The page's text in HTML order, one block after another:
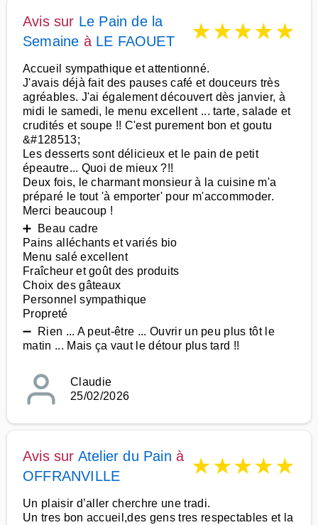
Avis sur Le Pain de la
Semaine à LE FAOUET ★★★★★
Accueil sympathique et attentionné.
J'avais déjà fait des pauses café et douceurs très
agréables. J'ai également découvert dès janvier, à
midi le samedi, le menu excellent ... tarte, salade et
crudités et soupe !! C'est purement bon et goutu
&#128513;
Les desserts sont délicieux et le pain de petit
épeautre... Quoi de mieux ?!!
Deux fois, le charmant monsieur à la cuisine m'a
préparé le tout 'à emporter' pour m'accommoder.
Merci beaucoup !
➕ Beau cadre
Pains alléchants et variés bio
Menu salé excellent
Fraîcheur et goût des produits
Choix des gâteaux
Personnel sympathique
Propreté
➖ Rien ... A peut-être ... Ouvrir un peu plus tôt le
matin ... Mais ça vaut le détour plus tard !!
Claudie
25/02/2026
Avis sur Atelier du Pain à
OFFRANVILLE
★★★★★
Un plaisir d’aller cherchre une tradi.
Un tres bon accueil,des gens tres respectables et la